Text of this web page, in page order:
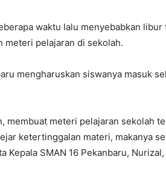
waktu lalu menyebabkan libur
meteri pelajaran di sekolah.
mengharuskan siswanya masuk
membuat meteri pelajaran sekolah
ketertinggalan materi, makanya
Kepala SMAN 16 Pekanbaru,